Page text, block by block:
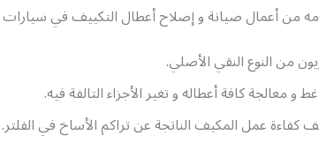
من أعمال صيانة و إصلاح أعطال التكييف في
من النوع النقي الأصلي.
و معالجة كافة أعطاله و تغير الأجزاء التالفة فيه.
عمل المكيف الناتجة عن تراكم الأساخ في الفلتر.